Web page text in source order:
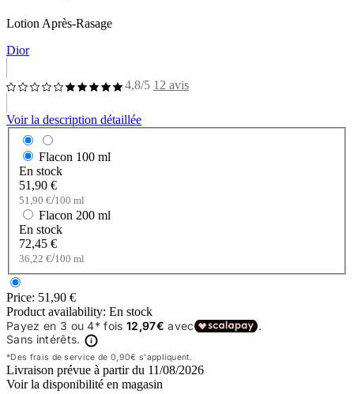
Lotion Après-Rasage
Dior
4,8/5 12 avis
Voir la description détaillée
Flacon 100 ml
En stock
51,90 €
51,90 €/100 ml
Flacon 200 ml
En stock
72,45 €
36,22 €/100 ml
Price: 51,90 €
Product availability: En stock
Livraison prévue à partir du 11/08/2026
Voir la disponibilité en magasin